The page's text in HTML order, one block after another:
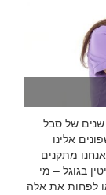
של סבל
אלינו
מתקנים
בגוגל – מי
את אלה